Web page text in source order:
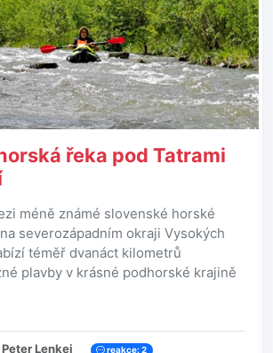
řeka pod Tatrami
méně známé slovenské horské
severozápadním okraji Vysokých
téměř dvanáct kilometrů
plavby v krásné podhorské krajině
Peter Lenkei reakce: 2